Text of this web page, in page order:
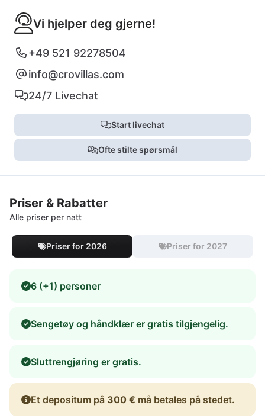
Vi hjelper deg gjerne!
+49 521 92278504
info@crovillas.com
24/7 Livechat
Start livechat
Ofte stilte spørsmål
Priser & Rabatter
Alle priser per natt
Priser for 2026 Priser for 2027
6 (+1) personer
Sengetøy og håndklær er gratis tilgjengelig.
Sluttrengjøring er gratis.
Et depositum på 300 € må betales på stedet.